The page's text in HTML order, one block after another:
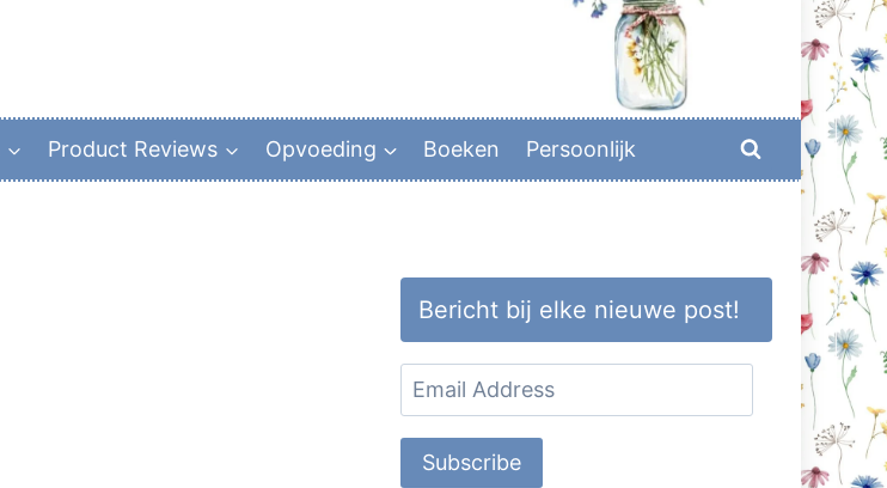
Product Reviews Opvoeding Boeken Persoonlijk
Bericht bij elke nieuwe post!
Email
Address
Subscribe